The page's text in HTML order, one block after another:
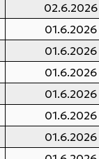
02.6.2026
01.6.2026
01.6.2026
01.6.2026
01.6.2026
01.6.2026
01.6.2026